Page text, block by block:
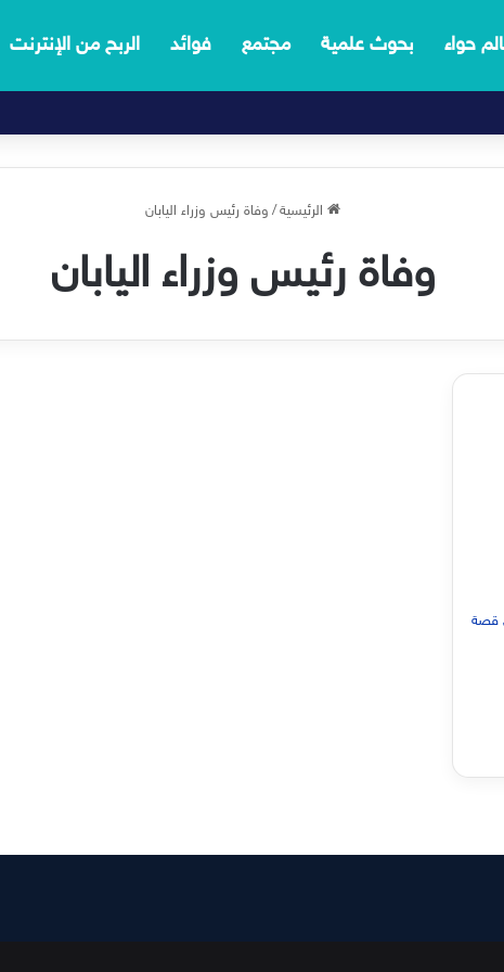
حواء بحوث علمية مجتمع فوائد الربح من الإنترنت
الرئيسية/ وفاة رئيس وزراء اليابان
وفاة رئيس وزراء اليابان